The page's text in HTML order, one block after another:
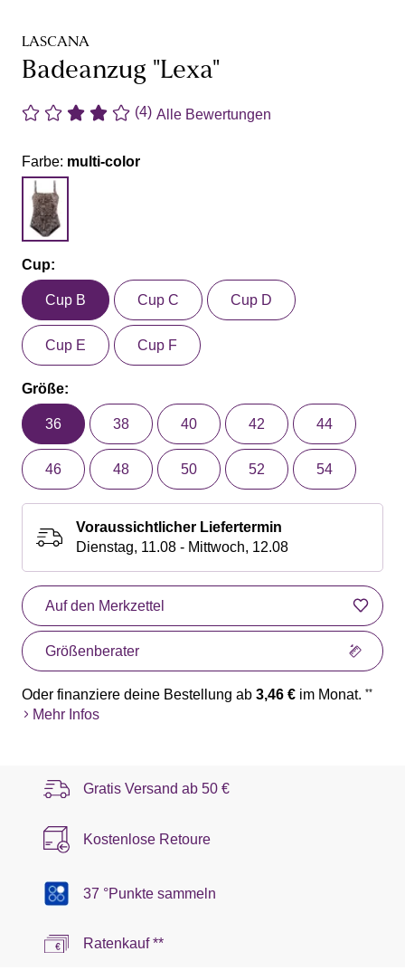
LASCANA
Badeanzug "Lexa"
(4) Alle Bewertungen
Farbe: multi-color
Cup:
Cup B Cup C Cup D
Cup E Cup F
Größe:
36 38 40 42 44
46 48 50 52 54
Voraussichtlicher Liefertermin
Dienstag, 11.08 - Mittwoch, 12.08
Auf den Merkzettel
Größenberater
Oder finanziere deine Bestellung ab 3,46 € im Monat. **
Mehr Infos
Gratis Versand ab 50 €
Kostenlose Retoure
37 °Punkte sammeln
Ratenkauf **